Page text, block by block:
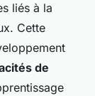
liés à la
Cette
de